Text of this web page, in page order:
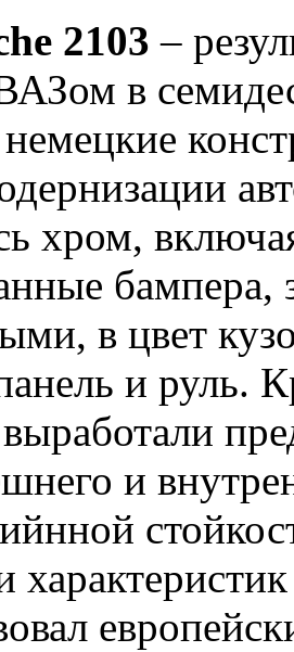
2103 –
в
хром,
бампера,
в цвет
и руль.
и